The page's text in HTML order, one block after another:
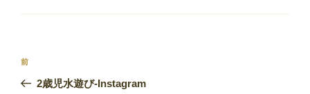
投
前
の
前
2歳児水遊び-Instagram